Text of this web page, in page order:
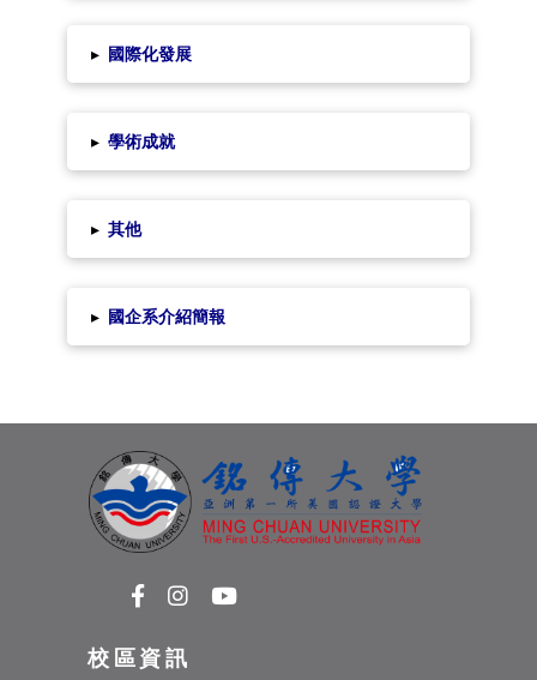
▸ 國際化發展
▸ 學術成就
▸ 其他
▸ 國企系介紹簡報
校區資訊